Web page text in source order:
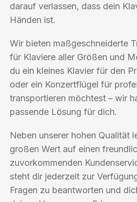
darauf verlassen, dass dein
Händen ist.
Wir bieten maßgeschneiderte
für Klaviere aller Größen und
du ein kleines Klavier für den
oder ein Konzertflügel für
transportieren möchtest – wir
passende Lösung für dich.
Neben unserer hohen Qualität
großen Wert auf einen
zuvorkommenden
steht dir jederzeit zur
Fragen zu beantworten und